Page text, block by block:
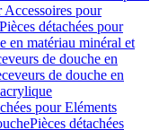
Accessoires pour
Pièces détachées pour
en matériau minéral et
de douche en
de douche en
pour Eléments
Pièces détachées